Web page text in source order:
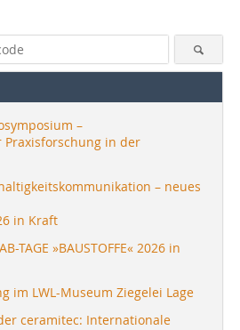
–
Praxisforschung in der
– neues
in Kraft
TAGE »BAUSTOFFE« 2026 in
im LWL-Museum Ziegelei Lage
ceramitec: Internationale